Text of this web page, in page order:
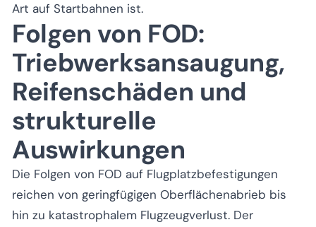
Art auf Startbahnen ist.
Folgen von FOD:
Triebwerksansaugung,
Reifenschäden und
strukturelle
Auswirkungen
Die Folgen von FOD auf Flugplatzbefestigungen
reichen von geringfügigen Oberflächenabrieb bis
hin zu katastrophalem Flugzeugverlust. Der